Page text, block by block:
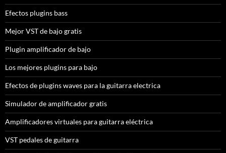
Efectos plugins bass
Mejor VST de bajo gratis
Plugin amplificador de bajo
Los mejores plugins para bajo
Efectos de plugins waves para la guitarra electrica
Simulador de amplificador gratis
Amplificadores virtuales para guitarra eléctrica
VST pedales de guitarra